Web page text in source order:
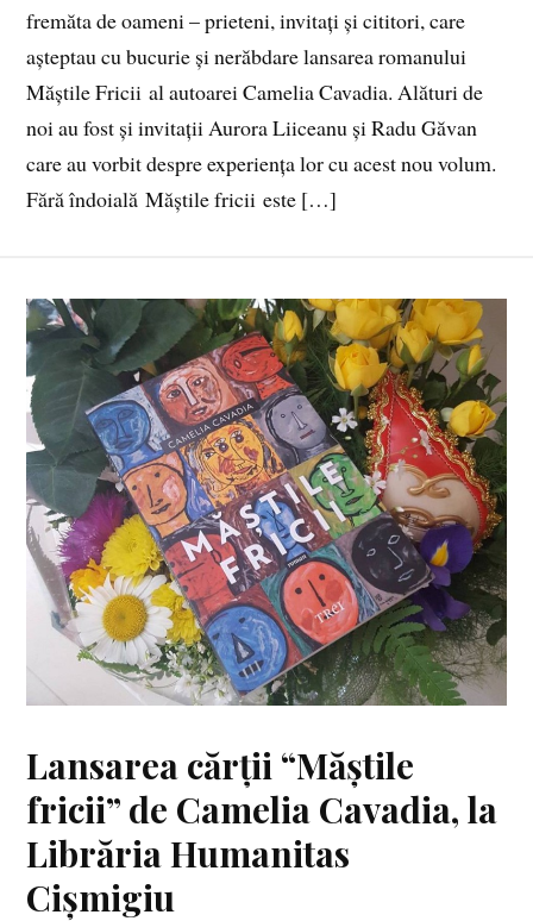
fremăta de oameni – prieteni, invitați și cititori, care
așteptau cu bucurie și nerăbdare lansarea romanului
Măștile Fricii al autoarei Camelia Cavadia. Alături de
noi au fost și invitații Aurora Liiceanu și Radu Găvan
care au vorbit despre experiența lor cu acest nou volum.
Fără îndoială Măștile fricii este […]
Lansarea cărții “Măștile
fricii” de Camelia Cavadia, la
Librăria Humanitas
Cișmigiu